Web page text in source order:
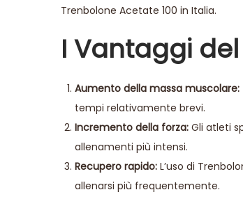
Trenbolone Acetate 100 in Italia.
I Vantaggi
Aumento della massa muscolare:
tempi relativamente brevi.
Incremento della forza: Gli atleti
allenamenti più intensi.
Recupero rapido: L’uso di
allenarsi più frequentemente.